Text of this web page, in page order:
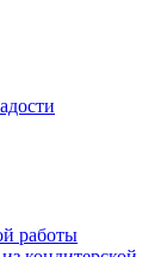
работы